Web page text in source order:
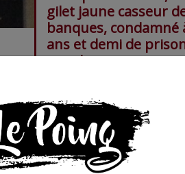
gilet jaune casseur
banques, condamné
ans et demi de
appel